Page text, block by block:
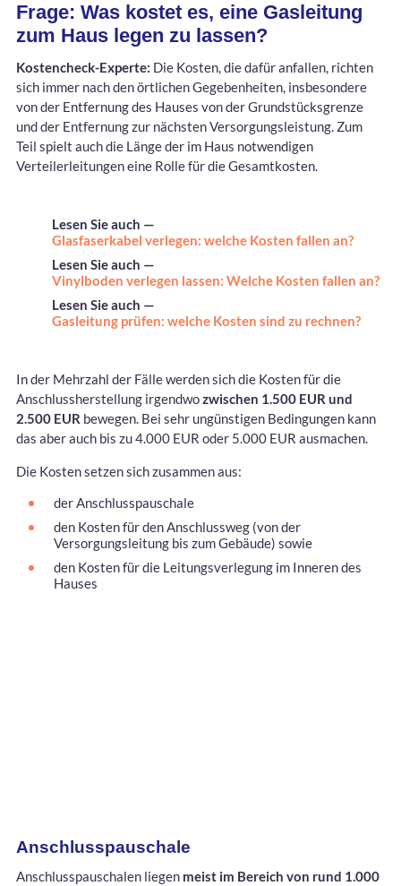
Frage: Was kostet es, eine Gasleitung
zum Haus legen zu lassen?
Kostencheck-Experte: Die Kosten, die dafür anfallen, richten
sich immer nach den örtlichen Gegebenheiten, insbesondere
von der Entfernung des Hauses von der Grundstücksgrenze
und der Entfernung zur nächsten Versorgungsleistung. Zum
Teil spielt auch die Länge der im Haus notwendigen
Verteilerleitungen eine Rolle für die Gesamtkosten.
Lesen Sie auch —
Glasfaserkabel verlegen: welche Kosten fallen an?
Lesen Sie auch —
Vinylboden verlegen lassen: Welche Kosten fallen an?
Lesen Sie auch —
Gasleitung prüfen: welche Kosten sind zu rechnen?
In der Mehrzahl der Fälle werden sich die Kosten für die
Anschlussherstellung irgendwozwischen 1.500 EUR und
2.500 EUR bewegen. Bei sehr ungünstigen Bedingungen kann
das aber auch bis zu 4.000 EUR oder 5.000 EUR ausmachen.
Die Kosten setzen sich zusammen aus:
der Anschlusspauschale
den Kosten für den Anschlussweg (von der
Versorgungsleitung bis zum Gebäude) sowie
den Kosten für die Leitungsverlegung im Inneren des
Hauses
Anschlusspauschale
Anschlusspauschalen liegen meist im Bereich von rund 1.000